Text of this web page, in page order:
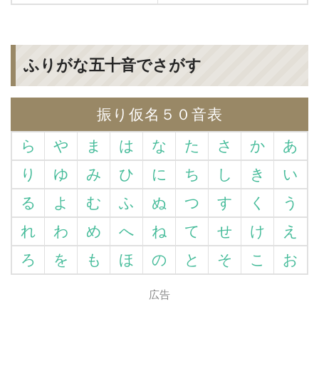
ふりがな五十音でさがす
振り仮名５０音表
ら
や ま は な た さ か
あ
り
ゆ み ひ に ち し き
い
る
よ む ふ ぬ つ す く
う
れ
わ め へ ね て せ け
え
ろ
を も ほ の と そ こ お
広告